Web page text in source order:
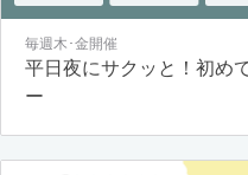
毎週木･金開催
平日夜にサクッと！初め
ー